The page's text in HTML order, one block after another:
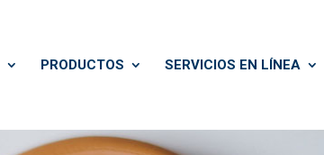
PRODUCTOS SERVICIOS EN LÍNEA